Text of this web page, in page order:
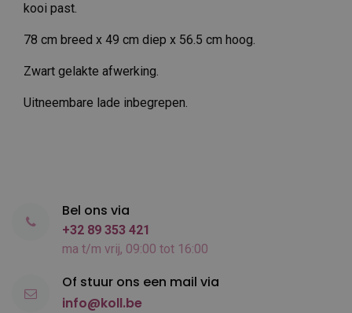
kooi past.
78 cm breed x 49 cm diep x 56.5 cm hoog.
Zwart gelakte afwerking.
Uitneembare lade inbegrepen.
Bel ons via
+32 89 353 421
ma t/m vrij, 09:00 tot 16:00
Of stuur ons een mail via
info@koll.be